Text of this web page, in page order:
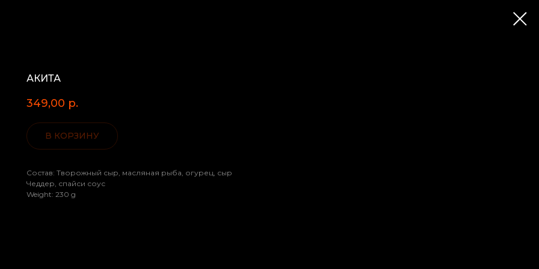
АКИТА
349,00 р.
В КОРЗИНУ
Состав: Творожный сыр, масляная рыба, огурец, сыр
Чеддер, спайси соус
Weight: 230 g